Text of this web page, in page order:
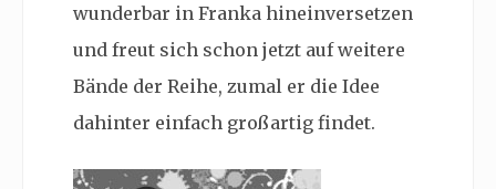
wunderbar in Franka hineinversetzen
und freut sich schon jetzt auf weitere
Bände der Reihe, zumal er die Idee
dahinter einfach großartig findet.